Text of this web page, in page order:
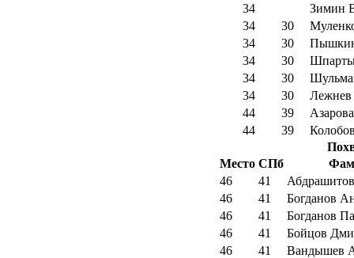
34
Зимин
34
30
34
30
34
30
34
30
34
30
Лежнев
44
39
44
39
Место СПб
46
41
46
41
Богданов
46
41
Богданов
46
41
Бойцов
46
41
Вандышев